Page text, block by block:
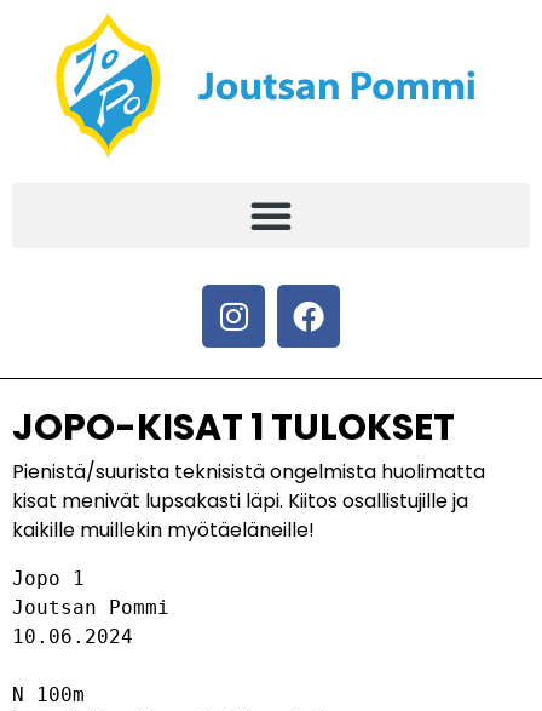
JOPO-KISAT 1 TULOKSET
Pienistä/suurista teknisistä ongelmista huolimatta
kisat menivät lupsakasti läpi. Kiitos osallistujille ja
kaikille muillekin myötäeläneille!
Jopo 1
Joutsan Pommi
10.06.2024
N 100m